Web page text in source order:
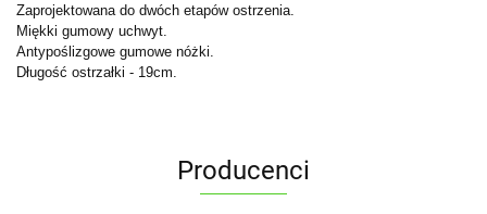
Zaprojektowana do dwóch etapów ostrzenia.
Miękki gumowy uchwyt.
Antypoślizgowe gumowe nóżki.
Długość ostrzałki - 19cm.
Producenci